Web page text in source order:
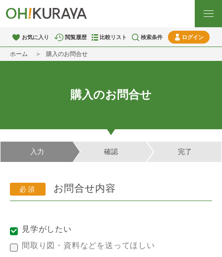
お気に入り 閲覧履歴 比較リスト 検索条件 ログイン
ホーム 購入のお問合せ
購入のお問合せ
入力 確認 完了
お問合せ内容
見学がしたい
間取り図・資料などを送ってほしい